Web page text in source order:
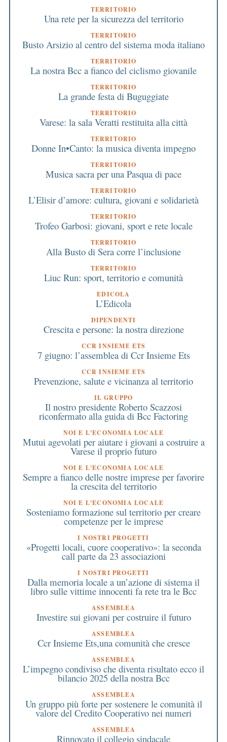
TERRITORIO
Una rete per la sicurezza del territorio
TERRITORIO
Busto Arsizio al centro del sistema moda italiano
TERRITORIO
La nostra Bcc a fianco del ciclismo giovanile
TERRITORIO
La grande festa di Buguggiate
TERRITORIO
Varese: la sala Veratti restituita alla città
TERRITORIO
Donne In•Canto: la musica diventa impegno
TERRITORIO
Musica sacra per una Pasqua di pace
TERRITORIO
L’Elisir d’amore: cultura, giovani e solidarietà
TERRITORIO
Trofeo Garbosi: giovani, sport e rete locale
TERRITORIO
Alla Busto di Sera corre l’inclusione
TERRITORIO
Liuc Run: sport, territorio e comunità
EDICOLA
L’Edicola
DIPENDENTI
Crescita e persone: la nostra direzione
CCR INSIEME ETS
7 giugno: l’assemblea di Ccr Insieme Ets
CCR INSIEME ETS
Prevenzione, salute e vicinanza al territorio
IL GRUPPO
Il nostro presidente Roberto Scazzosi
riconfermato alla guida di Bcc Factoring
NOI E L'ECONOMIA LOCALE
Mutui agevolati per aiutare i giovani a costruire a
Varese il proprio futuro
NOI E L'ECONOMIA LOCALE
Sempre a fianco delle nostre imprese per favorire
la crescita del territorio
NOI E L'ECONOMIA LOCALE
Sosteniamo formazione sul territorio per creare
competenze per le imprese
I NOSTRI PROGETTI
«Progetti locali, cuore cooperativo»: la seconda
call parte da 23 associazioni
I NOSTRI PROGETTI
Dalla memoria locale a un’azione di sistema il
libro sulle vittime innocenti fa rete tra le Bcc
ASSEMBLEA
Investire sui giovani per costruire il futuro
ASSEMBLEA
Ccr Insieme Ets,una comunità che cresce
ASSEMBLEA
L’impegno condiviso che diventa risultato ecco il
bilancio 2025 della nostra Bcc
ASSEMBLEA
Un gruppo più forte per sostenere le comunità il
valore del Credito Cooperativo nei numeri
ASSEMBLEA
Rinnovato il collegio sindacale